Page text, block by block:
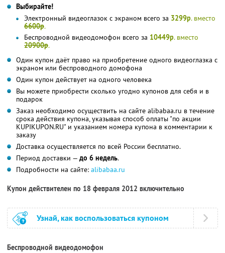
Выбирайте!
Электронный видеоглазок с экраном всего за 3299р. вместо
6600р.
Беспроводной видеодомофон всего за 10449р. вместо
20900р.
Один купон даёт право на приобретение одного видеоглазка с
экраном или беспроводного домофона
Один купон действует на одного человека
Вы можете приобрести сколько угодно купонов для себя и в
подарок
Заказ необходимо осуществить на сайте alibabaa.ru в течение
срока действия купона, указывая способ оплаты "по акции
KUPIKUPON.RU" и указанием номера купона в комментарии к
заказу
Доставка осуществляется по всей России бесплатно.
Период доставки — до 6 недель.
Подробности на сайте: alibabaa.ru
Купон действителен по 18 февраля 2012 включительно
Узнай, как воспользоваться купоном
Беспроводной видеодомофон